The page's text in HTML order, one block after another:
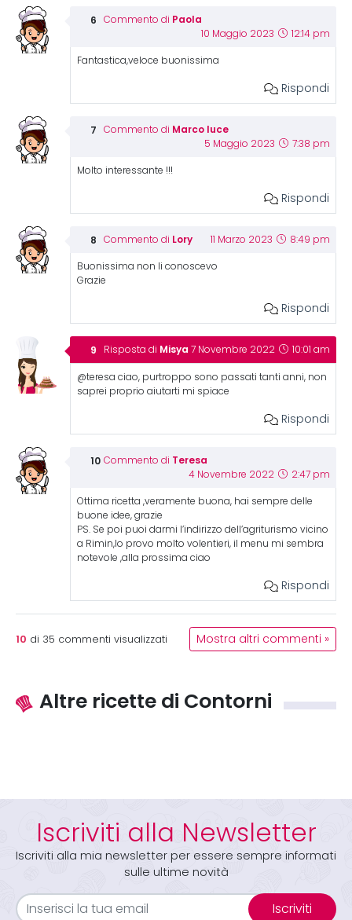
Commento di Paola
10 Maggio 2023 12:14 pm
Fantastica,veloce buonissima
Rispondi
Commento di Marco luce
5 Maggio 2023 7:38 pm
Molto interessante !!!
Rispondi
Commento di Lory 11 Marzo 2023 8:49 pm
Buonissima non li conoscevo
Grazie
Rispondi
Risposta di Misya 7 Novembre 2022 10:01 am
@teresa ciao, purtroppo sono passati tanti anni, non
saprei proprio aiutarti mi spiace
Rispondi
Commento di Teresa
4 Novembre 2022 2:47 pm
Ottima ricetta ,veramente buona, hai sempre delle
buone idee, grazie
PS. Se poi puoi darmi l’indirizzo dell’agriturismo vicino
a Rimin,lo provo molto volentieri, il menu mi sembra
notevole ,alla prossima ciao
Rispondi
10 di 35 commenti visualizzati Mostra altri commenti »
Altre ricette di Contorni
Iscriviti alla Newsletter
Iscriviti alla mia newsletter per essere sempre informati
sulle ultime novità
Iscriviti